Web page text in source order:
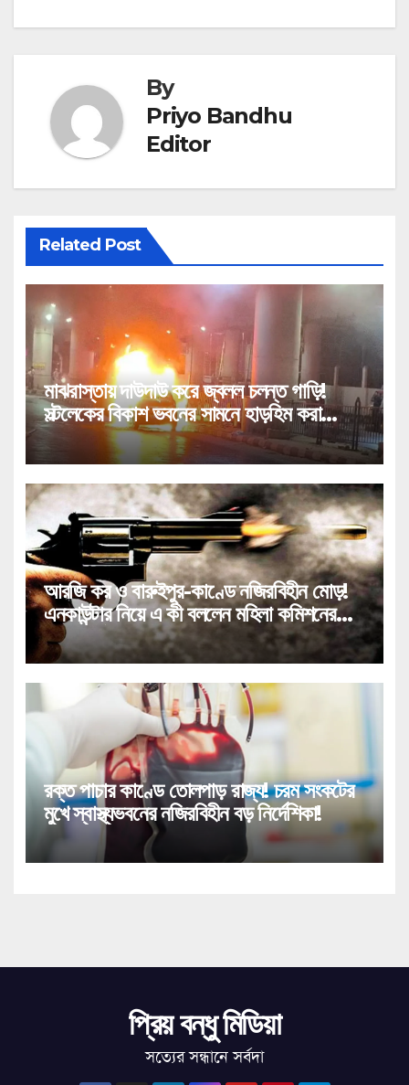
By
Priyo Bandhu
Editor
Related Post
মাঝরাস্তায় দাউদাউ করে জ্বলল চলন্ত গাড়ি!
সল্টলেকের বিকাশ ভবনের সামনে হাড়হিম করা
কাণ্ড!
আরজি কর ও বারুইপুর-কাণ্ডে নজিরবিহীন মোড়!
এনকাউন্টার নিয়ে এ কী বললেন মহিলা কমিশনের
চেয়ারপার্সন!
রক্ত পাচার কাণ্ডে তোলপাড় রাজ্য! চরম সংকটের
মুখে স্বাস্থ্যভবনের নজিরবিহীন বড় নির্দেশিকা!
প্রিয় বন্ধু মিডিয়া
সত্যের সন্ধানে সর্বদা